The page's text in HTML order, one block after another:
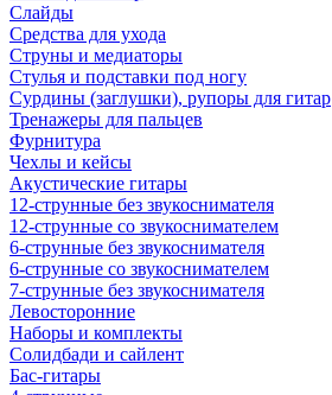
Слайды
Средства для ухода
Струны и медиаторы
Стулья и подставки под ногу
Сурдины (заглушки), рупоры для гитар
Тренажеры для пальцев
Фурнитура
Чехлы и кейсы
Акустические гитары
12-струнные без звукоснимателя
12-струнные со звукоснимателем
6-струнные без звукоснимателя
6-струнные со звукоснимателем
7-струнные без звукоснимателя
Левосторонние
Наборы и комплекты
Солидбади и сайлент
Бас-гитары